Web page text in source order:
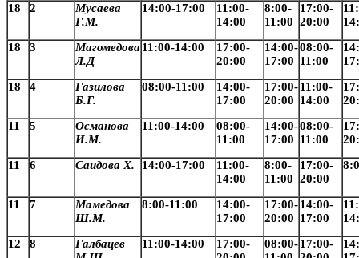
18 2
Мусаева
Г.М.
14:00-17:00
11:00-
14:00
8:00-
11:00
17:00-
20:00
18
3
Магомедова
Л.Д
11:00-14:00
17:00-
20:00
14:00-
17:00
08:00-
11:00
18
4
Газилова
Б.Г.
08:00-11:00
14:00-
17:00
17:00-
20:00
11:00-
14:00
11
5
Османова
И.М.
11:00-14:00
08:00-
11:00
14:00-
17:00
08:00-
11:00
11
6 Саидова Х. 14:00-17:00
11:00-
14:00
8:00-
11:00
17:00-
20:00
11 7
Мамедова
Ш.М.
8:00-11:00
14:00-
17:00
17:00-
20:00
14:00-
17:00
12
8
Галбацев
11:00-14:00
17:00-
08:00-17:00-